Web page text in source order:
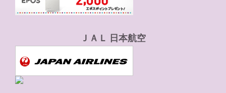
ＪＡＬ 日本航空